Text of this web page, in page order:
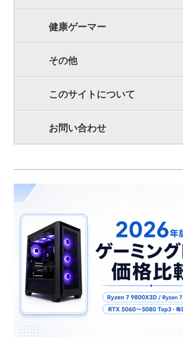
健康ゲーマー
その他
このサイトについて
お問い合わせ